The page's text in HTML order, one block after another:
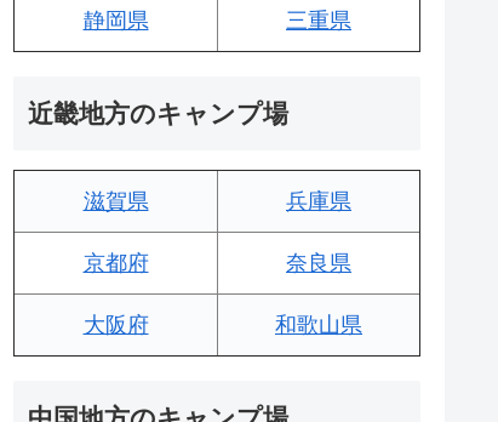
静岡県 三重県
近畿地方のキャンプ場
滋賀県 兵庫県
京都府 奈良県
大阪府 和歌山県